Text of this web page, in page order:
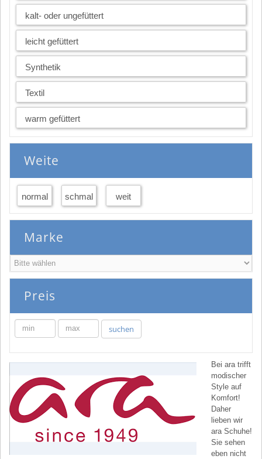
kalt- oder ungefüttert
leicht gefüttert
Synthetik
Textil
warm gefüttert
Weite
normal schmal weit
Marke
Preis
min max suchen
Bei ara trifft
modischer
Style auf
Komfort!
Daher
lieben wir
ara Schuhe!
Sie sehen
eben nicht